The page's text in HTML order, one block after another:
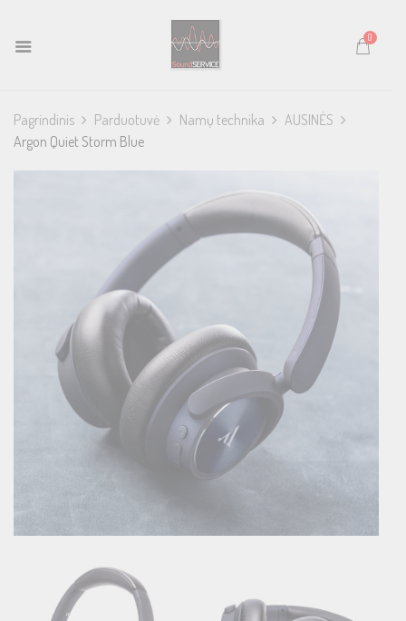
0
Pagrindinis Parduotuvė Namų technika
AUSINĖS
Argon Quiet Storm Blue